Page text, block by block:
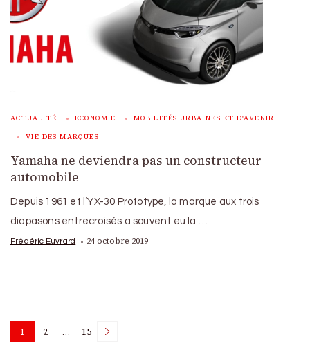
ACTUALITÉ ECONOMIE MOBILITÉS URBAINES ET D'AVENIR
VIE DES MARQUES
Yamaha ne deviendra pas un constructeur
automobile
Depuis 1961 et l’YX-30 Prototype, la marque aux trois
diapasons entrecroisés a souvent eu la …
Frédéric Euvrard 24 octobre 2019
Posts
Page
1 Page
2 … Page
15